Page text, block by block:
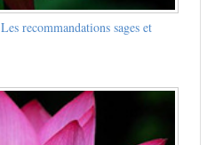
Les recommandations sages et